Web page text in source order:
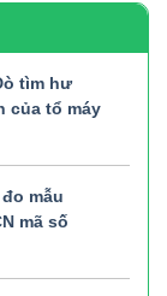
tìm hư
của tổ máy
mẫu
mã số